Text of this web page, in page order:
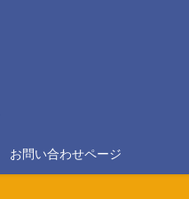
お問い合わせページ